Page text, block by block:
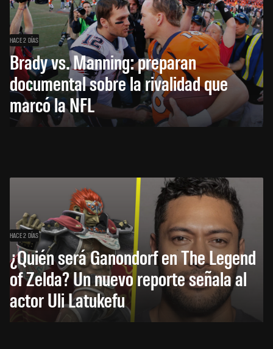
HACE 2 DÍAS
Brady vs. Manning: preparan
documental sobre la rivalidad que
marcó la NFL
HACE 2 DÍAS
¿Quién será Ganondorf en The Legend
of Zelda? Un nuevo reporte señala al
actor Uli Latukefu